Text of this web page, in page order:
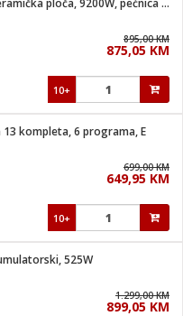
Štednjak, staklokeramička ploča, 9200W, pećnica 71 lit, A
895,00 KM
875,05 KM
10+
13 kompleta, 6 programa, E
699,00 KM
649,95 KM
10+
525W
1.299,00 KM
899,05 KM